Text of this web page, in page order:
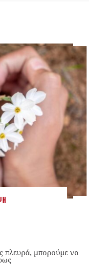
πλευρά, μπορούμε να